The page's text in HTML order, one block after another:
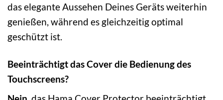
das elegante Aussehen Deines Geräts weiterhin
genießen, während es gleichzeitig optimal
geschützt ist.
Beeinträchtigt das Cover die Bedienung des
Touchscreens?